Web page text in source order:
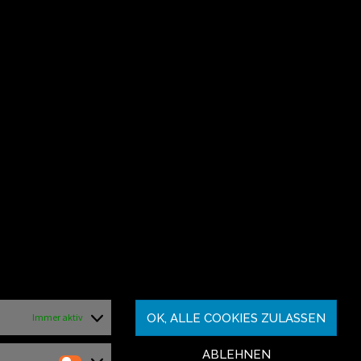
Immer aktiv OK, ALLE COOKIES ZULASSEN
ABLEHNEN